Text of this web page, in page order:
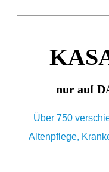
nur auf
Über 750
Altenpflege,